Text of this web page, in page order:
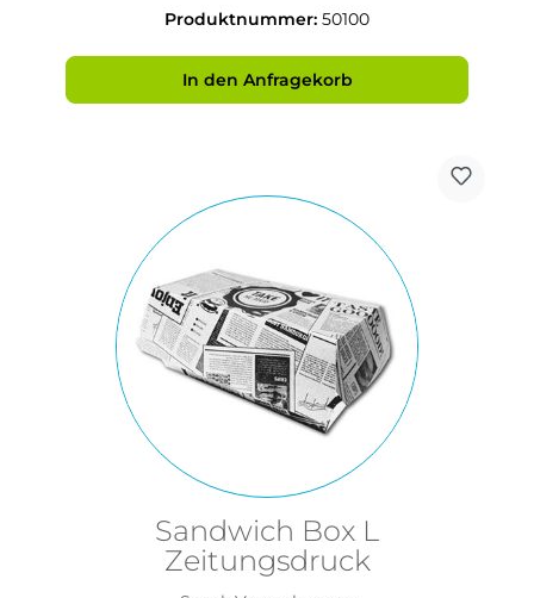
Produktnummer: 50100
In den Anfragekorb
Sandwich Box L
Zeitungsdruck